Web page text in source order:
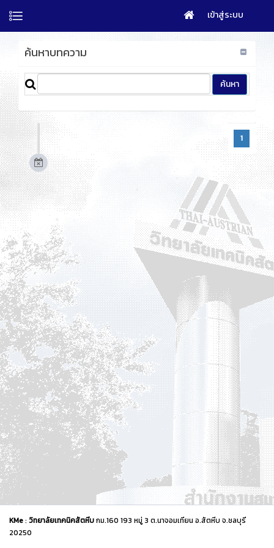
เข้าสู่ระบบ
ค้นหาบทความ
1
KMe: วิทยาลัยเทคนิคสัตหีบกม.160 193 หมู่ 3 ต.นาจอมเทียน อ.สัตหีบ จ.ชลบุรี
20250